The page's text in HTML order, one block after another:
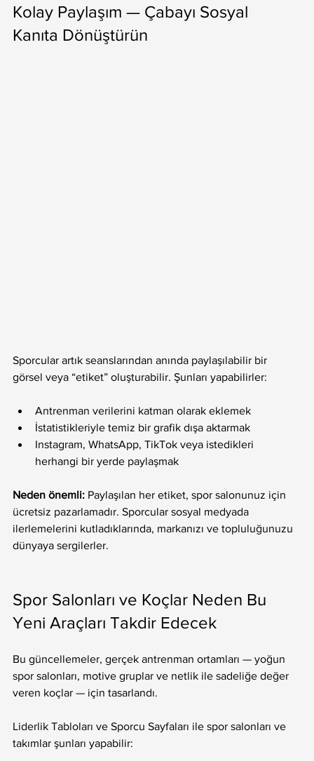
Kolay Paylaşım — Çabayı Sosyal
Kanıta Dönüştürün
Sporcular artık seanslarından anında paylaşılabilir bir
görsel veya “etiket” oluşturabilir. Şunları yapabilirler:
Antrenman verilerini katman olarak eklemek
İstatistikleriyle temiz bir grafik dışa aktarmak
Instagram, WhatsApp, TikTok veya istedikleri
herhangi bir yerde paylaşmak
Neden önemli: Paylaşılan her etiket, spor salonunuz için
ücretsiz pazarlamadır. Sporcular sosyal medyada
ilerlemelerini kutladıklarında, markanızı ve topluluğunuzu
dünyaya sergilerler.
Spor Salonları ve Koçlar Neden Bu
Yeni Araçları Takdir Edecek
Bu güncellemeler, gerçek antrenman ortamları — yoğun
spor salonları, motive gruplar ve netlik ile sadeliğe değer
veren koçlar — için tasarlandı.
Liderlik Tabloları ve Sporcu Sayfaları ile spor salonları ve
takımlar şunları yapabilir: